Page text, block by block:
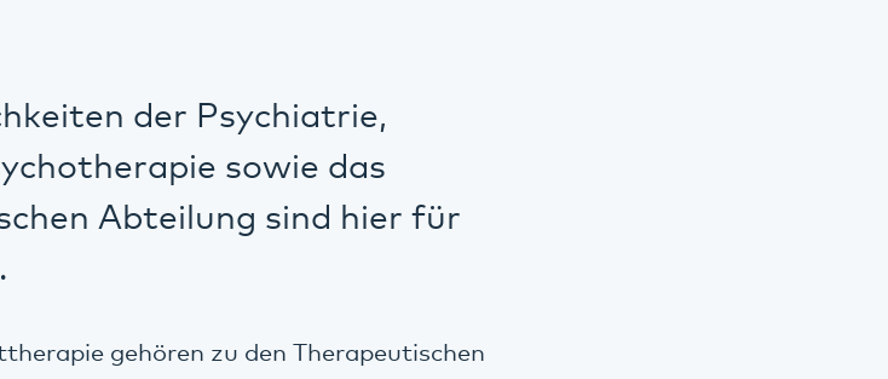
der Psychiatrie,
sowie das
Abteilung sind hier für
gehören zu den Therapeutischen